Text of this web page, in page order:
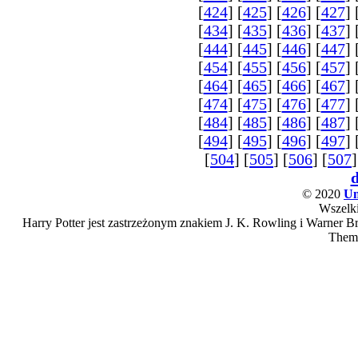
[424] [425] [426] [427]
[434] [435] [436] [437]
[444] [445] [446] [447]
[454] [455] [456] [457]
[464] [465] [466] [467]
[474] [475] [476] [477]
[484] [485] [486] [487]
[494] [495] [496] [497]
[504] [505] [506] [507
© 2020
Harry Potter jest zastrzeżonym znakiem J. K. Rowling i Warner